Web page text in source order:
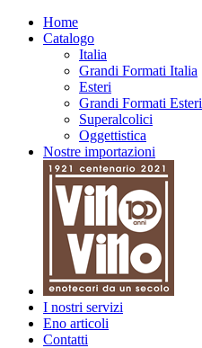
Home
Catalogo
Italia
Grandi Formati Italia
Esteri
Grandi Formati Esteri
Superalcolici
Oggettistica
Nostre importazioni
I nostri servizi
Eno articoli
Contatti